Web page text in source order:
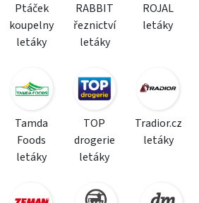
Ptáček
koupelny
letáky
RABBIT
řeznictví
letáky
ROJAL
letáky
Tamda
Foods
letáky
TOP
drogerie
letáky
Tradior.cz
letáky